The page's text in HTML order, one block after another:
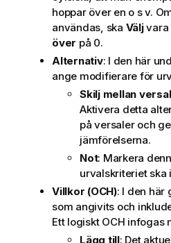
hoppar över en o s v.
användas, ska Väljvara
över på 0.
Alternativ: I den här
ange modifierare för
Skilj mellan
Aktivera detta
på versaler och
jämförelserna.
Not: Markera
urvalskriteriet ska
Villkor (OCH): I den här
som angivits och
Ett logiskt OCH infogas
Lägg till: Det